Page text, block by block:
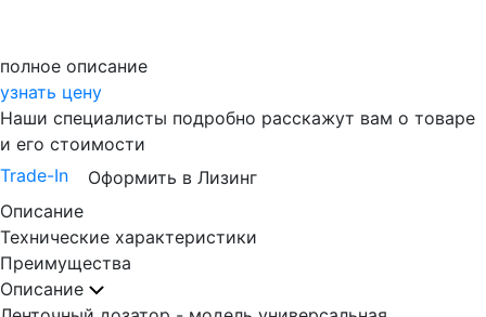
полное описание
узнать цену
Наши специалисты подробно расскажут вам о товаре
и его стоимости
Trade-In
Оформить в Лизинг
Описание
Технические характеристики
Преимущества
Описание